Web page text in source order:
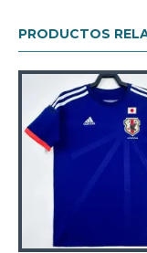
PRODUCTOS